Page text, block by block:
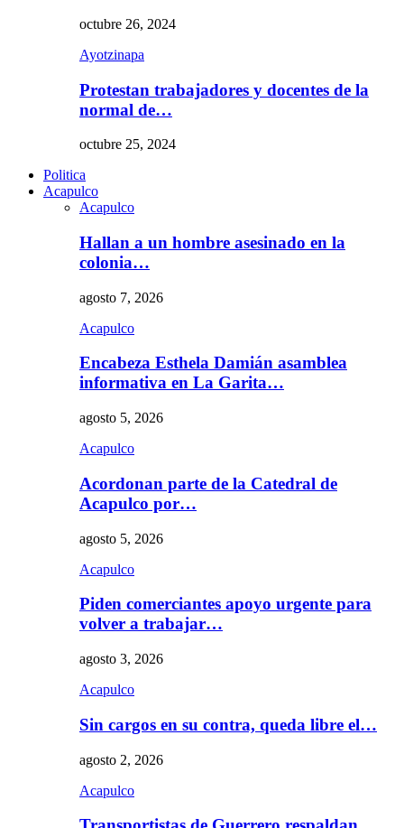
octubre 26, 2024
Ayotzinapa
Protestan trabajadores y docentes de la
normal de…
octubre 25, 2024
Politica
Acapulco
Acapulco
Hallan a un hombre asesinado en la
colonia…
agosto 7, 2026
Acapulco
Encabeza Esthela Damián asamblea
informativa en La Garita…
agosto 5, 2026
Acapulco
Acordonan parte de la Catedral de
Acapulco por…
agosto 5, 2026
Acapulco
Piden comerciantes apoyo urgente para
volver a trabajar…
agosto 3, 2026
Acapulco
Sin cargos en su contra, queda libre el…
agosto 2, 2026
Acapulco